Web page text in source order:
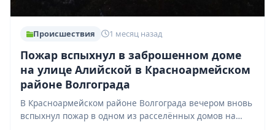
Происшествия 1 месяц назад
Пожар вспыхнул в заброшенном доме
на улице Алийской в Красноармейском
районе Волгограда
В Красноармейском районе Волгограда вечером вновь
вспыхнул пожар в одном из расселённых домов на